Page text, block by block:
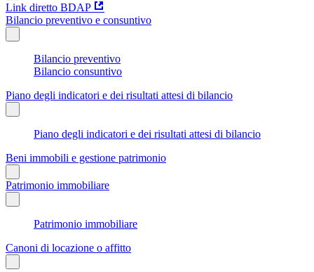
Link diretto BDAP
Bilancio preventivo e consuntivo
Bilancio preventivo
Bilancio consuntivo
Piano degli indicatori e dei risultati attesi di bilancio
Piano degli indicatori e dei risultati attesi di bilancio
Beni immobili e gestione patrimonio
Patrimonio immobiliare
Patrimonio immobiliare
Canoni di locazione o affitto